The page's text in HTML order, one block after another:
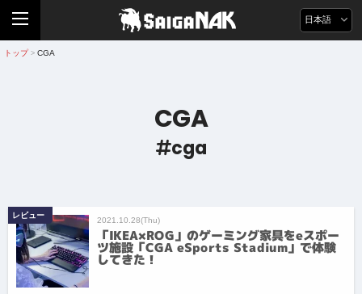
日本語
トップ > CGA
CGA
cga
レビュー 2021.10.28(Thu)
「IKEA×ROG」のゲーミング家具をeスポー
ツ施設「CGA eSports Stadium」で体験
してきた！